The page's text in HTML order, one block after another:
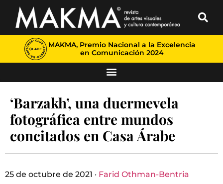
MAKMA, Premio Nacional a la Excelencia
en Comunicación 2024
‘Barzakh’, una duermevela
fotográfica entre mundos
concitados en Casa Árabe
25 de octubre de 2021 · Farid Othman-Bentria